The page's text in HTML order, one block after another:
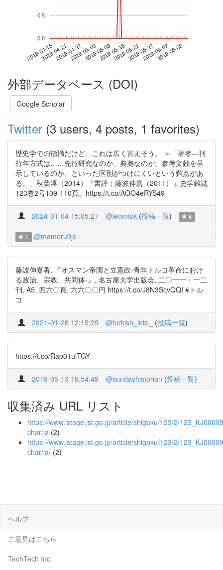
2019-04-152019-04-212019-04-272019-05-032019-05-092019-05-152019-05-212019-05-272019-06-022019-06-08
0.0
0.5
外部データベース (DOI)
Google Scholar
Twitter (3 users, 4 posts, 1 favorites)
歴史学での指摘だけど、これは広く言えそう。 ＞「著者—刊
行年方式は……先行研究なのか、典拠なのか、参考文献を呈
示しているのか、といった区別がつけにくいという難点があ
る。」秋葉淳（2014）「書評：藤波伸嘉（2011）」史学雑誌
123巻2号109-110頁。https://t.co/AOO4eRYS49
2024-01-04 15:05:27 @leomtsk (投稿一覧) 4
1 @mamoru9jo
藤波伸嘉著, 『オスマン帝国と立憲政-青年トルコ革命におけ
る政治、宗教、共同体-』, 名古屋大学出版会, 二〇一一・一二
刊, A5, 四六〇頁, 六六〇〇円 https://t.co/J8N3ScvQQI #トル
コ
2021-01-26 12:15:29 @turkish_info_ (投稿一覧)
https://t.co/Rap01ulTGY
2019-05-13 19:54:49 @sundayhistorian (投稿一覧)
収集済み URL リスト
https://www.jstage.jst.go.jp/article/shigaku/123/2/
char/ja (2)
https://www.jstage.jst.go.jp/article/shigaku/123/2/
char/ja/ (2)
ヘルプ
ご意見はこちら
TechTech Inc.